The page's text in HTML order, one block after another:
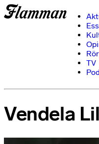
TV
Vendela